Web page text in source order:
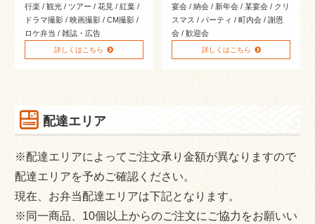
蒸す丼・温まるお弁当
ペットボトル お茶
お弁当出張販売
新着情報
スタッフブログ
サイトマップ
行楽 / 観光 / ツアー / 花見 / 紅葉 /
ドラマ撮影 / 映画撮影 / CM撮影 /
ロケ弁当 / 雑誌・広告
詳しくはこちら
宴会 / 納会 / 新年会 / 某宴会 / クリ
スマス / パーティ / 町内会 / 謝恩
会 / 歓迎会
詳しくはこちら
配達エリア
※配達エリアによってご注文承り金額が異なりますので
配達エリアを予めご確認ください。
現在、お弁当配達エリアは下記となります。
※同一商品、10個以上からのご注文にご協力をお願いい